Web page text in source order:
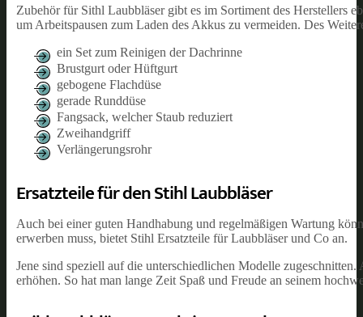
Zubehör für Sithl Laubbläser gibt es im Sortiment des Herstellers
um Arbeitspausen zum Laden des Akkus zu vermeiden. Des
ein Set zum Reinigen der Dachrinne
Brustgurt oder Hüftgurt
gebogene Flachdüse
gerade Runddüse
Fangsack, welcher Staub reduziert
Zweihandgriff
Verlängerungsrohr
Ersatzteile für den Stihl Laubbläser
Auch bei einer guten Handhabung und regelmäßigen Wartung
erwerben muss, bietet Stihl Ersatzteile für Laubbläser und Co an.
Jene sind speziell auf die unterschiedlichen Modelle
erhöhen. So hat man lange Zeit Spaß und Freude an seinem